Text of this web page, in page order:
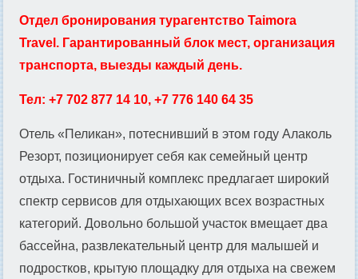
Отдел бронирования турагентство Taimora
Travel. Гарантированный блок мест, организация
транспорта, выезды каждый день.
Тел: +7 702 877 14 10, +7 776 140 64 35
Отель «Пеликан», потеснивший в этом году Алаколь
Резорт, позиционирует себя как семейный центр
отдыха. Гостиничный комплекс предлагает широкий
спектр сервисов для отдыхающих всех возрастных
категорий. Довольно большой участок вмещает два
бассейна, развлекательный центр для малышей и
подростков, крытую площадку для отдыха на свежем